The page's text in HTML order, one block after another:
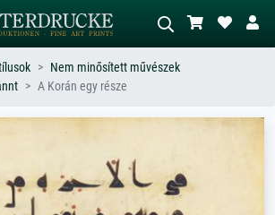
hullám,
Nem minősített művészek
A Korán egy része